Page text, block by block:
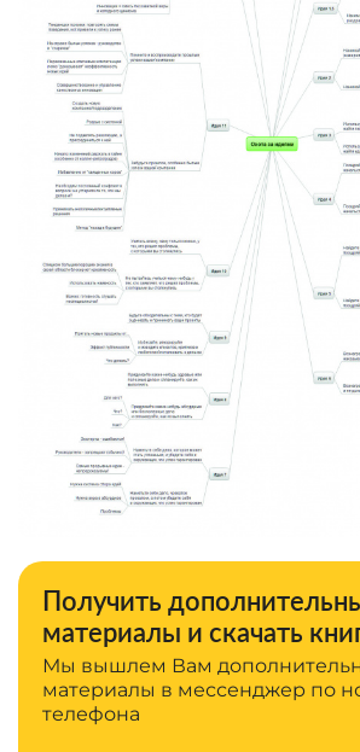
Получить
материалы и скачать
Мы вышлем Вам
материалы в мессенджер по
телефона